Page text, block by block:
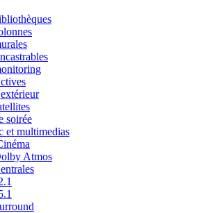
soirée
et multimedias
Atmos